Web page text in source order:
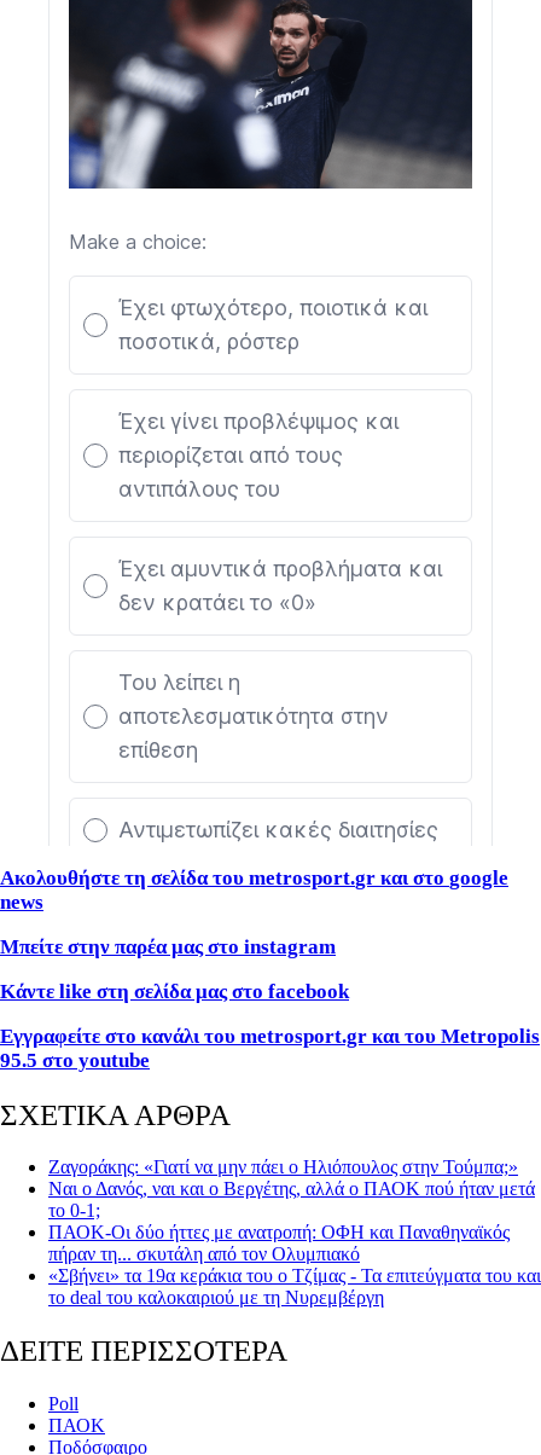
Ακολουθήστε τη σελίδα του metrosport.gr και στο google
news
Μπείτε στην παρέα μας στο instagram
Κάντε like στη σελίδα μας στο facebook
Εγγραφείτε στο κανάλι του metrosport.gr και του Metropolis
95.5 στο youtube
ΣΧΕΤΙΚΑ ΑΡΘΡΑ
Ζαγοράκης: «Γιατί να μην πάει ο Ηλιόπουλος στην Τούμπα;»
Ναι ο Δανός, ναι και ο Βεργέτης, αλλά ο ΠΑΟΚ πού ήταν μετά
το 0-1;
ΠΑΟΚ-Οι δύο ήττες με ανατροπή: ΟΦΗ και Παναθηναϊκός
πήραν τη... σκυτάλη από τον Ολυμπιακό
«Σβήνει» τα 19α κεράκια του ο Τζίμας - Τα επιτεύγματα του και
το deal του καλοκαιριού με τη Νυρεμβέργη
ΔΕΙΤΕ ΠΕΡΙΣΣΟΤΕΡΑ
Poll
ΠΑΟΚ
Ποδόσφαιρο